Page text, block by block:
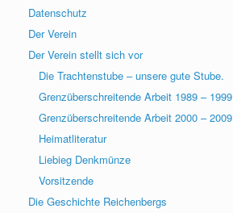
Datenschutz
Der Verein
Der Verein stellt sich vor
Die Trachtenstube – unsere gute Stube.
Grenzüberschreitende Arbeit 1989 – 1999
Grenzüberschreitende Arbeit 2000 – 2009
Heimatliteratur
Liebieg Denkmünze
Vorsitzende
Die Geschichte Reichenbergs